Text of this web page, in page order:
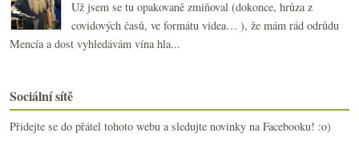
Už jsem se tu opakovaně zmiňoval (dokonce, hrůza z
covidových časů, ve formátu videa… ), že mám rád odrůdu
Mencía a dost vyhledávám vína hla...
Sociální sítě
Přidejte se do přátel tohoto webu a sledujte novinky na Facebooku! :o)